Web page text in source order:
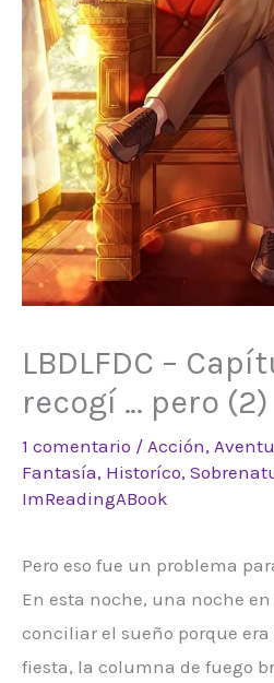
LBDLFDC –
recogí … pero (2)
1 comentario / Acción,
Fantasía, Historíco,
ImReadingABook
Pero eso fue un problema
En esta noche, una noche
conciliar el sueño porque
fiesta, la columna de fuego